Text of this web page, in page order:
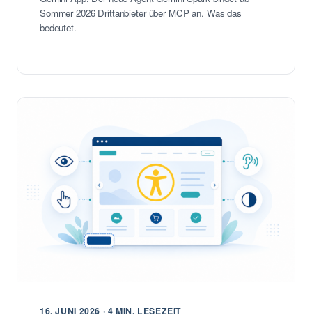
Sommer 2026 Drittanbieter über MCP an. Was das
bedeutet.
16. JUNI 2026 · 4 MIN. LESEZEIT